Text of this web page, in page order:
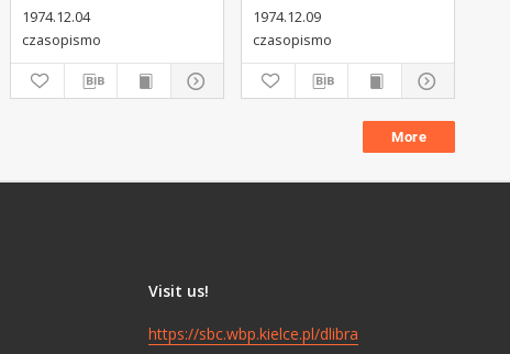
1974.12.04
czasopismo
1974.12.09
czasopismo
More
Visit us!
https://sbc.wbp.kielce.pl/dlibra